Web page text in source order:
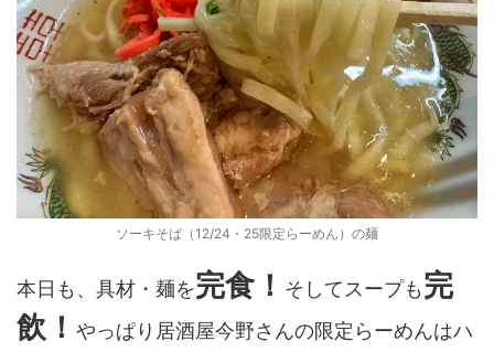
ソーキそば（12/24・25限定らーめん）の麺
本日も、具材・麺を完食！ そしてスープも完
飲！ やっぱり居酒屋今野さんの限定らーめんはハ